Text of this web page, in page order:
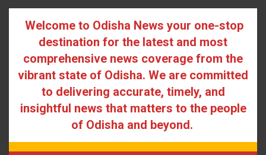
Welcome to Odisha News your one-stop
destination for the latest and most
comprehensive news coverage from the
vibrant state of Odisha. We are committed
to delivering accurate, timely, and
insightful news that matters to the people
of Odisha and beyond.